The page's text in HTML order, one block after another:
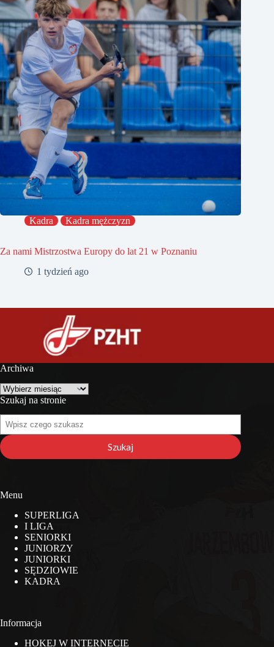
Kadra Kadra mężczyzn
Za nami Mistrzostwa Europy do lat 21 w Poznaniu
1 tydzień ago
Archiwa
Archiwa
Szukaj na stronie
Szukaj
na
stronie
Szukaj
Menu
SUPERLIGA
I LIGA
SENIORKI
JUNIORZY
JUNIORKI
SĘDZIOWIE
KADRA
Informacja
HOKEJ W INTERNECIE